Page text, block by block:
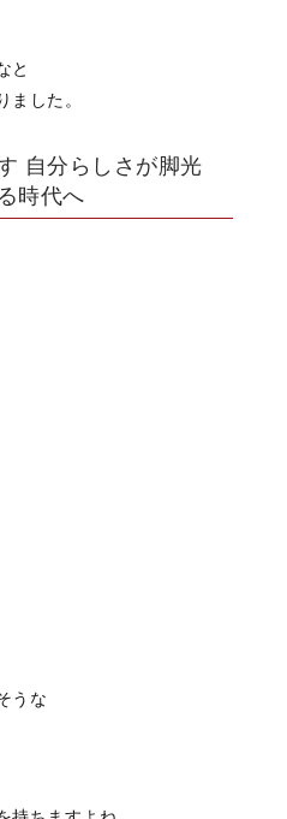
と
ました。
自分らしさが脚光
時代へ
うな